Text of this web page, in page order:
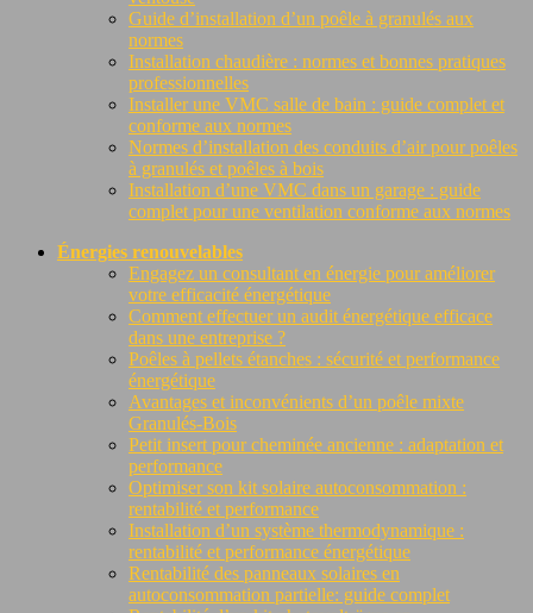
Guide d’installation d’un poêle à granulés aux
normes
Installation chaudière : normes et bonnes pratiques
professionnelles
Installer une VMC salle de bain : guide complet et
conforme aux normes
Normes d’installation des conduits d’air pour poêles
à granulés et poêles à bois
Installation d’une VMC dans un garage : guide
complet pour une ventilation conforme aux normes
Énergies renouvelables
Engagez un consultant en énergie pour améliorer
votre efficacité énergétique
Comment effectuer un audit énergétique efficace
dans une entreprise ?
Poêles à pellets étanches : sécurité et performance
énergétique
Avantages et inconvénients d’un poêle mixte
Granulés-Bois
Petit insert pour cheminée ancienne : adaptation et
performance
Optimiser son kit solaire autoconsommation :
rentabilité et performance
Installation d’un système thermodynamique :
rentabilité et performance énergétique
Rentabilité des panneaux solaires en
autoconsommation partielle: guide complet